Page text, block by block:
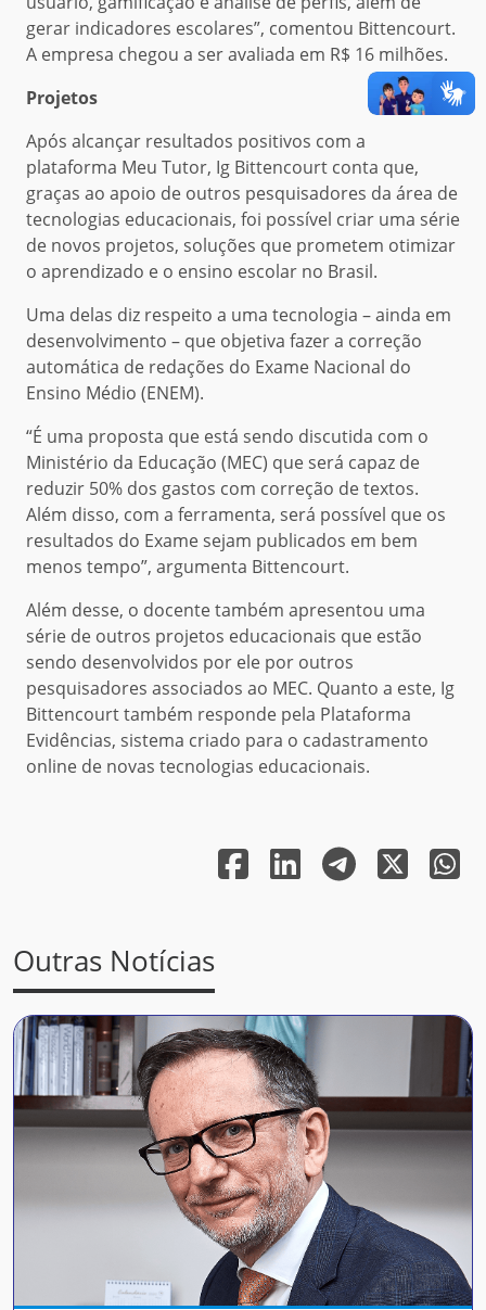
gerar indicadores escolares”, comentou Bittencourt.
A empresa chegou a ser avaliada em R$ 16 milhões.
Projetos
Após alcançar resultados positivos com a
plataforma Meu Tutor, Ig Bittencourt conta que,
graças ao apoio de outros pesquisadores da área de
tecnologias educacionais, foi possível criar uma série
de novos projetos, soluções que prometem otimizar
o aprendizado e o ensino escolar no Brasil.
Uma delas diz respeito a uma tecnologia – ainda em
desenvolvimento – que objetiva fazer a correção
automática de redações do Exame Nacional do
Ensino Médio (ENEM).
“É uma proposta que está sendo discutida com o
Ministério da Educação (MEC) que será capaz de
reduzir 50% dos gastos com correção de textos.
Além disso, com a ferramenta, será possível que os
resultados do Exame sejam publicados em bem
menos tempo”, argumenta Bittencourt.
Além desse, o docente também apresentou uma
série de outros projetos educacionais que estão
sendo desenvolvidos por ele por outros
pesquisadores associados ao MEC. Quanto a este, Ig
Bittencourt também responde pela Plataforma
Evidências, sistema criado para o cadastramento
online de novas tecnologias educacionais.
Outras Notícias